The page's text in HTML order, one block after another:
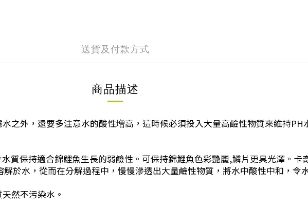
送貨及付款方式
商品描述
之外，還要多注意水的酸性増高，這時候必須投入大量高鹼性物質來維持
質保持適合錦鯉魚生長的弱鹼性。可保持錦鯉魚色彩艷麗,鱗片更具光澤。卡
於水，從而在分解過程中，慢慢滲透出大量鹼性物質，將水中酸性中和，令
然不污染水。